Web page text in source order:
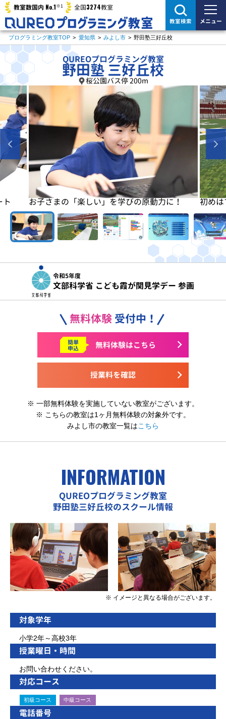
教室数国内 No.1※1 全国3274教室
教室検索 メニュー
プログラミング教室TOP > 愛知県 > みよし市 > 野田塾三好丘校
QUREOプログラミング教室
野田塾 三好丘校
桜公園バス停 200m
！ 初めはマイクラで楽しく基本を学びます 基本
令和5年度
文部科学省 こども霞が関見学デー 参画
無料体験 受付中！
授業料を確認
簡単
申込 無料体験はこちら
※ 一部無料体験を実施していない教室がございます。
※ こちらの教室は1ヶ月無料体験の対象外です。
みよし市の教室一覧はこちら
INFORMATION
QUREOプログラミング教室
野田塾三好丘校のスクール情報
※ イメージと異なる場合がございます。
対象学年
小学2年～高校3年
授業曜日・時間
お問い合わせください。
対応コース
初級コース 中級コース
電話番号